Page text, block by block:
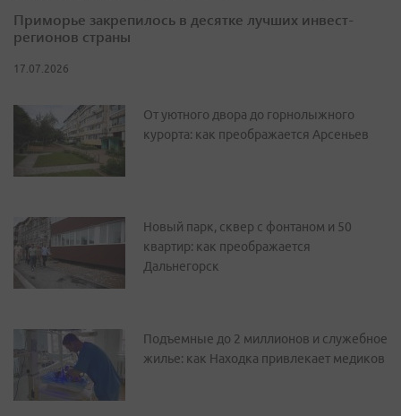
Приморье закрепилось в десятке лучших инвест-
регионов страны
17.07.2026
От уютного двора до горнолыжного
курорта: как преображается Арсеньев
Новый парк, сквер с фонтаном и 50
квартир: как преображается
Дальнегорск
Подъемные до 2 миллионов и служебное
жилье: как Находка привлекает медиков